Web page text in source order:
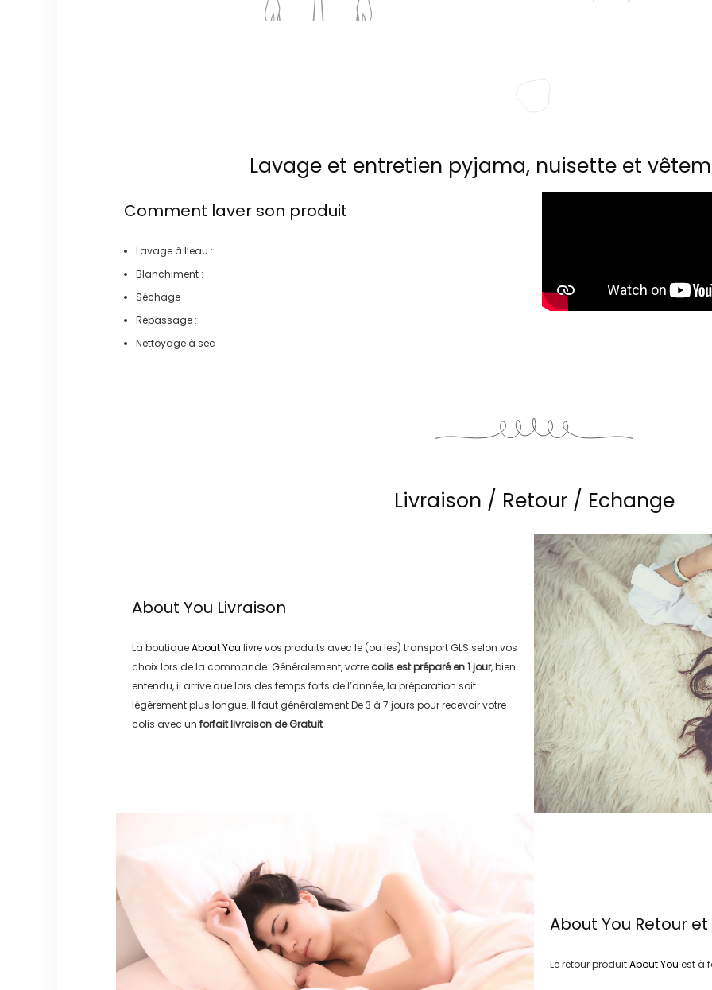
Lavage et entretien pyjama, nuisette et
Comment laver son produit
Lavage à l’eau :
Blanchiment :
Séchage :
Repassage :
Nettoyage à sec :
Livraison / Retour / Echange
About You Livraison
La boutiqueAbout You livre vos produits avec le (ou les) transportGLS selon vos
choix lors de la commande. Généralement, votre colis est préparé en1 jour, bien
entendu, il arrive que lors des temps forts de l’année, la préparation soit
légérement plus longue. Il faut généralementDe 3 à 7 jours pour recevoir votre
colis avec un forfait livraison deGratuit
About You Retour
Le retour produitAbout You est à